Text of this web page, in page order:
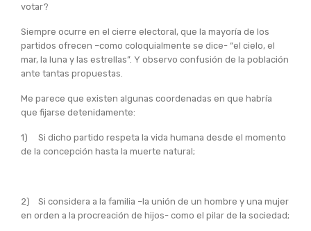
votar?
Siempre ocurre en el cierre electoral, que la mayoría de los
partidos ofrecen –como coloquialmente se dice- “el cielo, el
mar, la luna y las estrellas”. Y observo confusión de la población
ante tantas propuestas.
Me parece que existen algunas coordenadas en que habría
que fijarse detenidamente:
1) Si dicho partido respeta la vida humana desde el momento
de la concepción hasta la muerte natural;
2) Si considera a la familia –la unión de un hombre y una mujer
en orden a la procreación de hijos- como el pilar de la sociedad;